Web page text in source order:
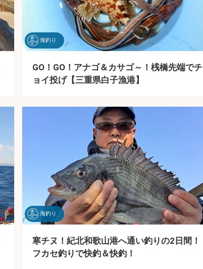
海釣り
GO！GO！アナゴ＆カサゴ～！桟橋先端でチ
ョイ投げ【三重県白子漁港】
海釣り
寒チヌ！紀北和歌山港へ通い釣りの2日間！
フカセ釣りで快釣＆快釣！